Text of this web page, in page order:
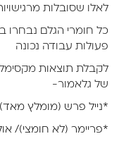
לאלו שסובלות
כל חומרי הגלם נבחרו
פעולות עבודה נכונה
לקבלת תוצאות
של גלאמור-
*נייל פרש (מומלץ מאד)
*פריימר (לא חומצי)/